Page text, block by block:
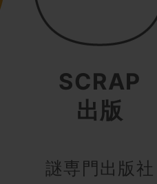
SCRAP
出版
謎専門出版社